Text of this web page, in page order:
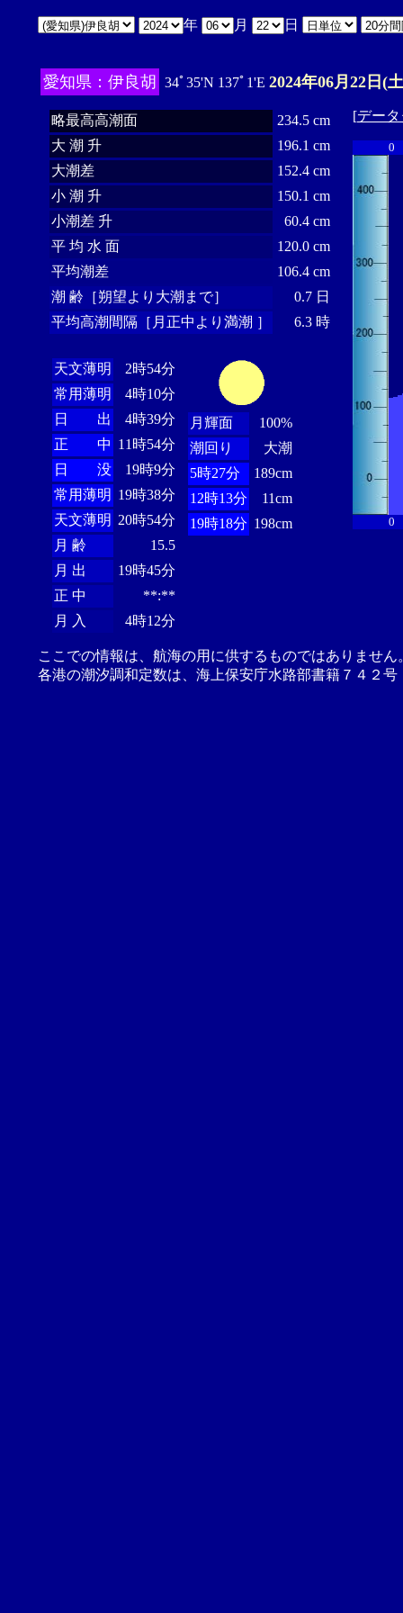
年 月 日
愛知県：伊良胡 34ﾟ35'N 137ﾟ1'E 2024年06月22日(
略最高高潮面
234.5 cm
大 潮 升
196.1 cm
大潮差
152.4 cm
小 潮 升
150.1 cm
小潮差 升
60.4 cm
平 均 水 面
120.0 cm
平均潮差
106.4 cm
潮 齢［朔望より大潮まで］
0.7 日
平均高潮間隔［月正中より満潮 ］
6.3 時
天文薄明
2時54分
常用薄明
4時10分
日 出
4時39分
正 中 11時54分
日 没
19時9分
常用薄明 19時38分
天文薄明 20時54分
月 齢
15.5
月 出
19時45分
正 中
**:**
月 入
4時12分
月輝面
100%
潮回り
大潮
5時27分
189cm
12時13分
11cm
19時18分 198cm
[デー
0
0
ここでの情報は、航海の用に供するものではありませ
各港の潮汐調和定数は、海上保安庁水路部書籍７４２